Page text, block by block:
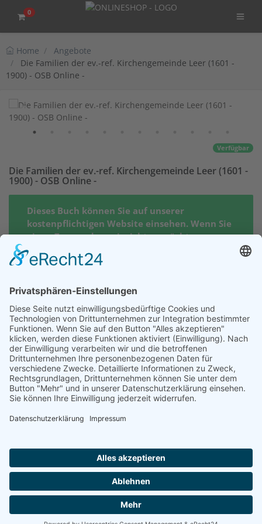
0
Home
Angebote
Die Familien der ev.-ref. Kirchengemeinde Leer (1601 -
1900) - OSB Online -
Verfügbar
Die Familien der ev.-ref. Kirchengemeinde Leer (1601 -
1900) - OSB Online -
Dieses Buch können Sie auf unserer
kostenpflichtigen Website einsehen. Wenn Sie
einen Zugang dazu einrichten möchten,
klicken Sie bitte auf den Button "Zugang
einrichten".
Die Familien der Ev.-ref. Kirchengemeinde Leer (1601 - 1900)
Manfred Wegner, Aurich 2003
Ostfr. OSB 64, Dt. OSB A 342
ISBN 3-934508-12-X
6 Bände
3196 Seiten
Zugang einrichten